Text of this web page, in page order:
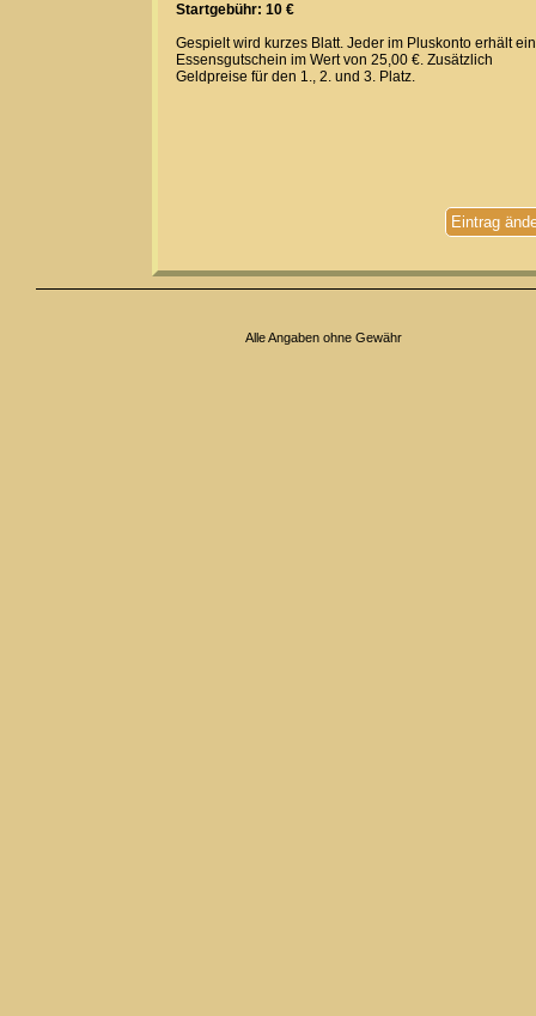
Startgebühr: 10 €
Gespielt wird kurzes Blatt. Jeder im Pluskonto erhält
Essensgutschein im Wert von 25,00 €. Zusätzlich
Geldpreise für den 1., 2. und 3. Platz.
Eintrag
Alle Angaben ohne Gewähr